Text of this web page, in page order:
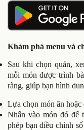
Khám phá menu và
Sau khi chọn quán,
mỗi món được trình
ràng, giúp bạn hình
Lựa chọn món ăn
Nhấn vào món đó để
phép bạn điều chỉnh